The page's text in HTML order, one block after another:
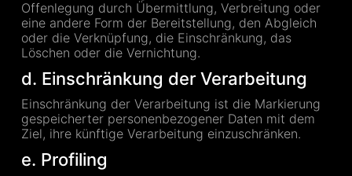
Offenlegung durch Übermittlung, Verbreitung oder
eine andere Form der Bereitstellung, den Abgleich
oder die Verknüpfung, die Einschränkung, das
Löschen oder die Vernichtung.
d. Einschränkung der Verarbeitung
Einschränkung der Verarbeitung ist die Markierung
gespeicherter personenbezogener Daten mit dem
Ziel, ihre künftige Verarbeitung einzuschränken.
e. Profiling